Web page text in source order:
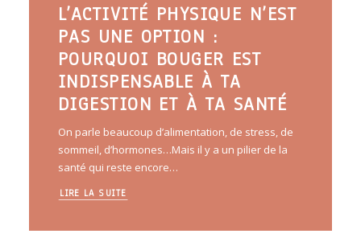
L’ACTIVITÉ PHYSIQUE N’EST
PAS UNE OPTION :
POURQUOI BOUGER EST
INDISPENSABLE À TA
DIGESTION ET À TA SANTÉ
On parle beaucoup d’alimentation, de stress, de
sommeil, d’hormones…Mais il y a un pilier de la
santé qui reste encore…
LIRE LA SUITE